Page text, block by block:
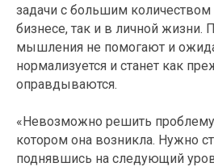
задачи с большим
бизнесе, так и в личной
мышления не помогают и
нормализуется и станет как
оправдываются.
«Невозможно решить
котором она возникла. Нужно
поднявшись на следующий